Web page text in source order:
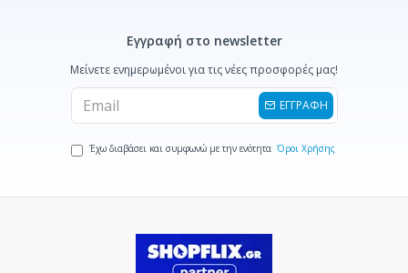
Εγγραφή στο newsletter
Μείνετε ενημερωμένοι για τις νέες προσφορές μας!
ΕΓΓΡΑΦΗ
Έχω διαβάσει και συμφωνώ με την ενότητα Όροι Χρήσης